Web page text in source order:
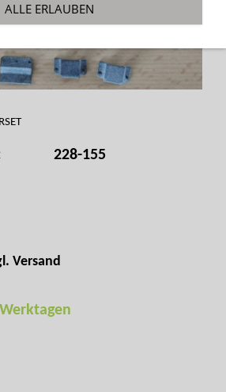
228-155
Versand
ALLE ERLAUBEN